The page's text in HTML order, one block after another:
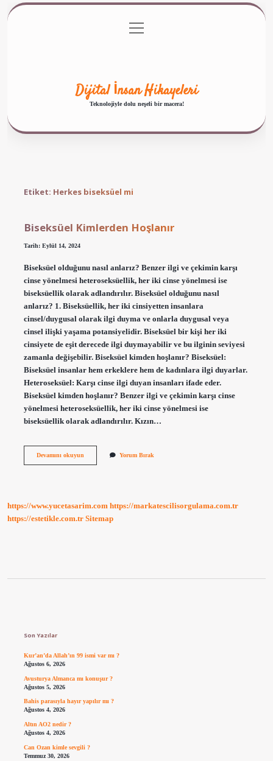
Gizlilik Politikası
menüyü
aç
Dijital İnsan Hikayeleri
Teknolojiyle dolu neşeli bir macera!
Etiket: Herkes biseksüel mi
Biseksüel Kimlerden Hoşlanır
Tarih: Eylül 14, 2024
Biseksüel olduğunu nasıl anlarız? Benzer ilgi ve çekimin karşı
cinse yönelmesi heteroseksüellik, her iki cinse yönelmesi ise
biseksüellik olarak adlandırılır. Biseksüel olduğunu nasıl
anlarız? 1. Biseksüellik, her iki cinsiyetten insanlara
cinsel/duygusal olarak ilgi duyma ve onlarla duygusal veya
cinsel ilişki yaşama potansiyelidir. Biseksüel bir kişi her iki
cinsiyete de eşit derecede ilgi duymayabilir ve bu ilginin seviyesi
zamanla değişebilir. Biseksüel kimden hoşlanır? Biseksüel:
Biseksüel insanlar hem erkeklere hem de kadınlara ilgi duyarlar.
Heteroseksüel: Karşı cinse ilgi duyan insanları ifade eder.
Biseksüel kimden hoşlanır? Benzer ilgi ve çekimin karşı cinse
yönelmesi heteroseksüellik, her iki cinse yönelmesi ise
biseksüellik olarak adlandırılır. Kızın…
Devamını okuyunBiseksüel
Yorum Bırak
https://www.yucetasarim.com https://markatescilisorgulama.com.tr
https://estetikle.com.tr Sitemap
Son Yazılar
Kur’an’da Allah’ın 99 ismi var mı ?
Ağustos 6, 2026
Avusturya Almanca mı konuşur ?
Ağustos 5, 2026
Bahis parasıyla hayır yapılır mı ?
Ağustos 4, 2026
Altın AO2 nedir ?
Ağustos 4, 2026
Can Ozan kimle sevgili ?
Temmuz 30, 2026